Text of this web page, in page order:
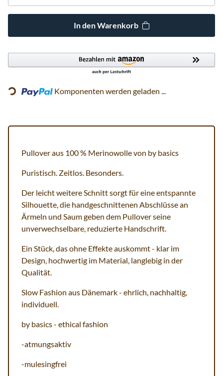
In den Warenkorb
Loading... Komponenten werden geladen ...
Pullover aus 100 % Merinowolle von by basics
Puristisch. Zeitlos. Besonders.
Der leicht weitere Schnitt sorgt für eine entspannte
Silhouette, die handgeschnittenen Abschlüsse an
Ärmeln und Saum geben dem Pullover seine
unverwechselbare, reduzierte Handschrift.
Ein Stück, das ohne Effekte auskommt - klar im
Design, hochwertig im Material, langlebig in der
Qualität.
Slow Fashion aus Dänemark - ehrlich, nachhaltig,
individuell.
by basics - ethical fashion
-atmungsaktiv
-mulesingfrei